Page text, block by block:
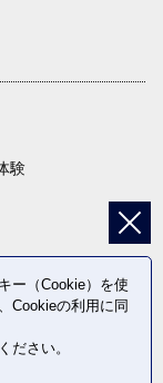
験
ー（Cookie）を使
Cookieの利用に同
ださい。